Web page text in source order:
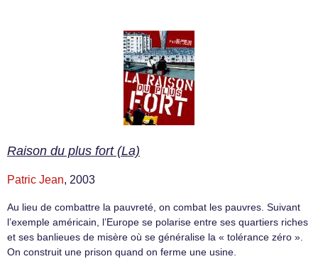
Raison du plus fort (La)
Patric Jean, 2003
Au lieu de combattre la pauvreté, on combat les pauvres. Suivant
l’exemple américain, l’Europe se polarise entre ses quartiers riches
et ses banlieues de misère où se généralise la « tolérance zéro ».
On construit une prison quand on ferme une usine.